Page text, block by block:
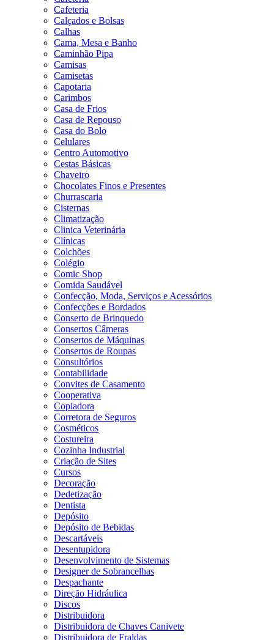
Cafeteria
Calçados e Bolsas
Calhas
Cama, Mesa e Banho
Caminhão Pipa
Camisas
Camisetas
Capotaria
Carimbos
Casa de Frios
Casa de Repouso
Casa do Bolo
Celulares
Centro Automotivo
Cestas Básicas
Chaveiro
Chocolates Finos e Presentes
Churrascaria
Cisternas
Climatização
Clinica Veterinária
Clínicas
Colchões
Colégio
Comic Shop
Comida Saudável
Confecção, Moda, Serviços e Acessórios
Confecções e Bordados
Conserto de Brinquedo
Consertos Câmeras
Consertos de Máquinas
Consertos de Roupas
Consultórios
Contabilidade
Convites de Casamento
Cooperativa
Copiadora
Corretora de Seguros
Cosméticos
Costureira
Cozinha Industrial
Criação de Sites
Cursos
Decoração
Dedetização
Dentista
Depósito
Depósito de Bebidas
Descartáveis
Desentupidora
Desenvolvimento de Sistemas
Designer de Sobrancelhas
Despachante
Direção Hidráulica
Discos
Distribuidora
Distribuidora de Chaves Canivete
Distribuidora de Fraldas